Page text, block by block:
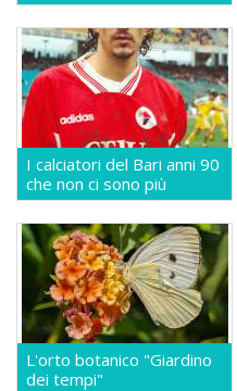
I calciatori del Bari anni 90
che non ci sono più
L'orto botanico "Giardino
dei tempi"